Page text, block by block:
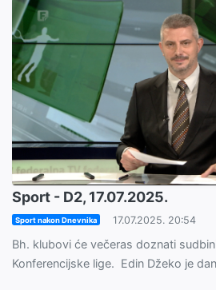
Sport - D2, 17.07.2025.
Sport nakon Dnevnika 17.07.2025. 20:54
Bh. klubovi će večeras doznati
Konferencijske lige. Edin Džeko je